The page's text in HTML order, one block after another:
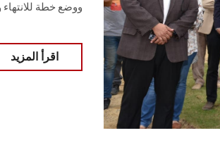
ووضع خطة
اقرأ المزيد